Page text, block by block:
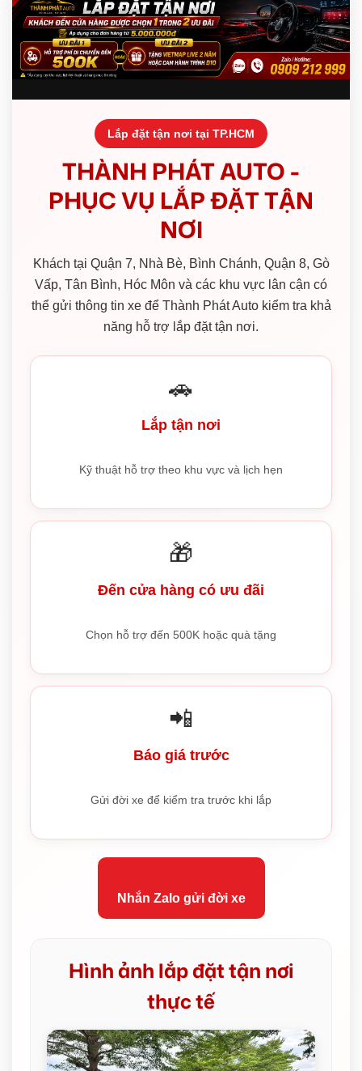
Lắp đặt tận nơi tại TP.HCM
THÀNH PHÁT AUTO -
PHỤC VỤ LẮP ĐẶT TẬN
NƠI
Khách tại Quận 7, Nhà Bè, Bình Chánh, Quận 8, Gò
Vấp, Tân Bình, Hóc Môn và các khu vực lân cận có
thể gửi thông tin xe để Thành Phát Auto kiểm tra khả
năng hỗ trợ lắp đặt tận nơi.
🚗
Lắp tận nơi
Kỹ thuật hỗ trợ theo khu vực và lịch hẹn
🎁
Đến cửa hàng có ưu đãi
Chọn hỗ trợ đến 500K hoặc quà tặng
📲
Báo giá trước
Gửi đời xe để kiểm tra trước khi lắp
Nhắn Zalo gửi đời xe
Hình ảnh lắp đặt tận nơi
thực tế